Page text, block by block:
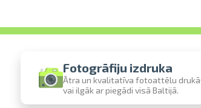
Fotogrāfiju izdruka
Ātra un kvalitatīva fotoattēlu
vai ilgāk ar piegādi visā Baltijā.